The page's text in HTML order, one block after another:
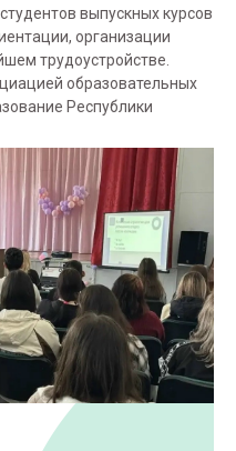
выпускных курсов
организации
трудоустройстве.
образовательных
Республики